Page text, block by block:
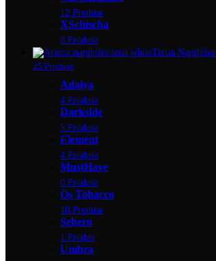
12 Produse
XSchischa
8 Produse
Tutun Narghilea
25 Produse
Adalya
4 Produse
Darkside
5 Produse
Element
4 Produse
MustHave
0 Produse
Os Tobacco
10 Produse
Sebero
1 Produs
Umbra